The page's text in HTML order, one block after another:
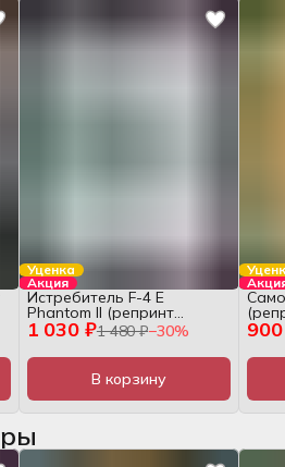
Уценка
Акция
1 030 ₽1 480 ₽−30%
Истребитель F-4 E
Phantom II (репринт
издательства), HOBBY
MODEL №59, 1:33, журнал
В корзину